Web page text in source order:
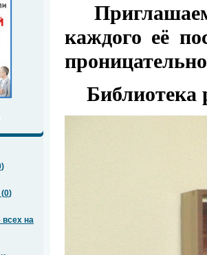
)
(0)
на
Приглашаем
каждого её
Библиотека